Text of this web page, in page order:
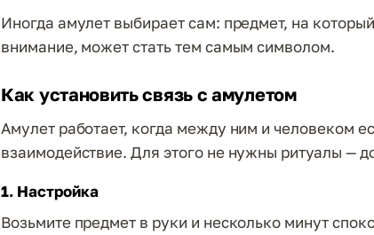
Иногда амулет выбирает сам: предмет, на
внимание, может стать тем самым символом.
Как установить связь с амулетом
Амулет работает, когда между ним и человеком
взаимодействие. Для этого не нужны ритуалы —
1. Настройка
Возьмите предмет в руки и несколько минут